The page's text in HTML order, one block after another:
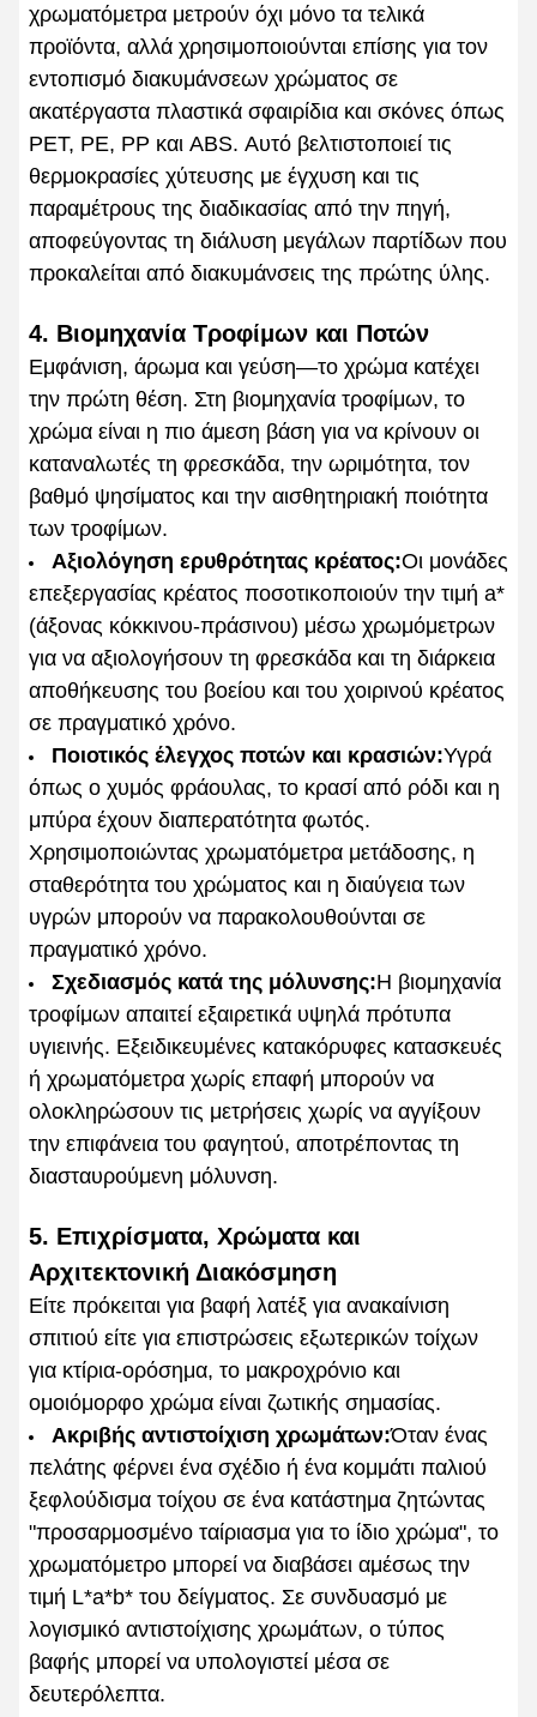
χρωματόμετρα μετρούν όχι μόνο τα τελικά
προϊόντα, αλλά χρησιμοποιούνται επίσης για τον
εντοπισμό διακυμάνσεων χρώματος σε
ακατέργαστα πλαστικά σφαιρίδια και σκόνες όπως
PET, PE, PP και ABS. Αυτό βελτιστοποιεί τις
θερμοκρασίες χύτευσης με έγχυση και τις
παραμέτρους της διαδικασίας από την πηγή,
αποφεύγοντας τη διάλυση μεγάλων παρτίδων που
προκαλείται από διακυμάνσεις της πρώτης ύλης.
4. Βιομηχανία Τροφίμων και Ποτών
Εμφάνιση, άρωμα και γεύση—το χρώμα κατέχει
την πρώτη θέση. Στη βιομηχανία τροφίμων, το
χρώμα είναι η πιο άμεση βάση για να κρίνουν οι
καταναλωτές τη φρεσκάδα, την ωριμότητα, τον
βαθμό ψησίματος και την αισθητηριακή ποιότητα
των τροφίμων.
Αξιολόγηση ερυθρότητας κρέατος:Οι μονάδες
επεξεργασίας κρέατος ποσοτικοποιούν την τιμή a*
(άξονας κόκκινου-πράσινου) μέσω χρωμόμετρων
για να αξιολογήσουν τη φρεσκάδα και τη διάρκεια
αποθήκευσης του βοείου και του χοιρινού κρέατος
σε πραγματικό χρόνο.
Ποιοτικός έλεγχος ποτών και κρασιών:Υγρά
όπως ο χυμός φράουλας, το κρασί από ρόδι και η
μπύρα έχουν διαπερατότητα φωτός.
Χρησιμοποιώντας χρωματόμετρα μετάδοσης, η
σταθερότητα του χρώματος και η διαύγεια των
υγρών μπορούν να παρακολουθούνται σε
πραγματικό χρόνο.
Σχεδιασμός κατά της μόλυνσης:Η βιομηχανία
τροφίμων απαιτεί εξαιρετικά υψηλά πρότυπα
υγιεινής. Εξειδικευμένες κατακόρυφες κατασκευές
ή χρωματόμετρα χωρίς επαφή μπορούν να
ολοκληρώσουν τις μετρήσεις χωρίς να αγγίξουν
την επιφάνεια του φαγητού, αποτρέποντας τη
διασταυρούμενη μόλυνση.
5. Επιχρίσματα, Χρώματα και
Αρχιτεκτονική Διακόσμηση
Είτε πρόκειται για βαφή λατέξ για ανακαίνιση
σπιτιού είτε για επιστρώσεις εξωτερικών τοίχων
για κτίρια-ορόσημα, το μακροχρόνιο και
ομοιόμορφο χρώμα είναι ζωτικής σημασίας.
Ακριβής αντιστοίχιση χρωμάτων:Όταν ένας
πελάτης φέρνει ένα σχέδιο ή ένα κομμάτι παλιού
ξεφλούδισμα τοίχου σε ένα κατάστημα ζητώντας
"προσαρμοσμένο ταίριασμα για το ίδιο χρώμα", το
χρωματόμετρο μπορεί να διαβάσει αμέσως την
τιμή L*a*b* του δείγματος. Σε συνδυασμό με
λογισμικό αντιστοίχισης χρωμάτων, ο τύπος
βαφής μπορεί να υπολογιστεί μέσα σε
δευτερόλεπτα.